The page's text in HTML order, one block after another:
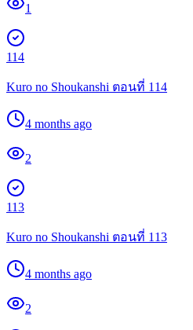
1
114
Kuro no Shoukanshi ตอนที่ 114
4 months ago
2
113
Kuro no Shoukanshi ตอนที่ 113
4 months ago
2